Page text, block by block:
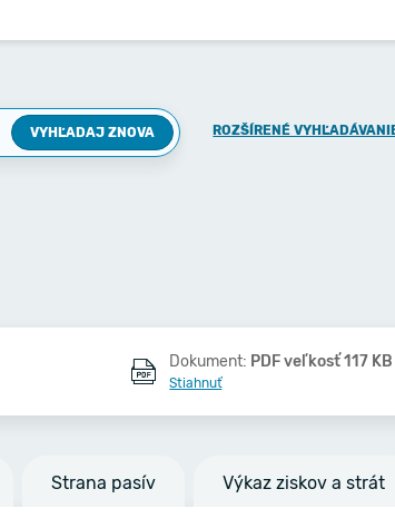
VYHĽADAJ ZNOVA ROZŠÍRENÉ
Dokument: PDF veľkosť 117 KB
Stiahnuť
Strana pasív Výkaz ziskov a strát